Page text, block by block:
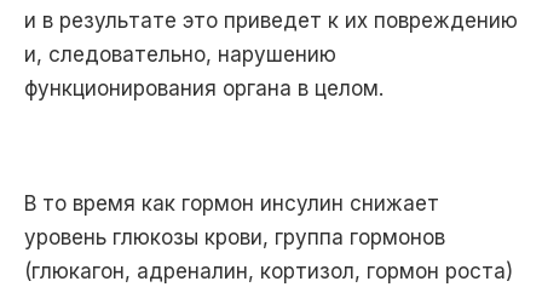
и в результате это приведет к их повреждению
и, следовательно, нарушению
функционирования органа в целом.
В то время как гормон инсулин снижает
уровень глюкозы крови, группа гормонов
(глюкагон, адреналин, кортизол, гормон роста)